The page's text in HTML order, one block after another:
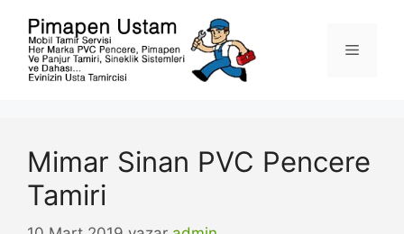
Menü
Mimar Sinan PVC Pencere
Tamiri